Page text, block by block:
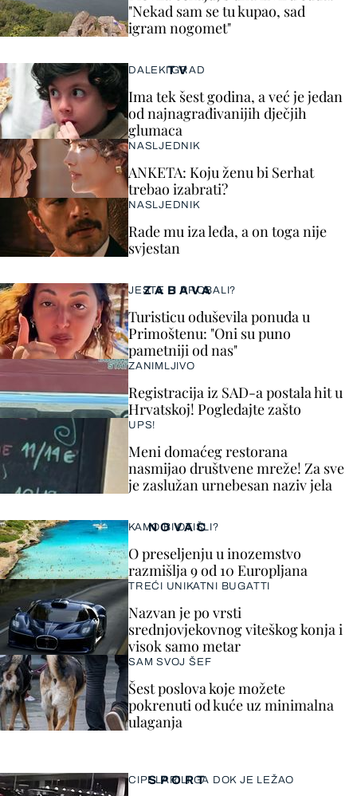
"Nekad sam se tu kupao, sad
igram nogomet"
ZABAVA
JESTE LI PROBALI?
Turisticu oduševila ponuda u
Primoštenu: "Oni su puno
pametniji od nas"
ZANIMLJIVO
Registracija iz SAD-a postala hit u
Hrvatskoj! Pogledajte zašto
UPS!
Meni domaćeg restorana
nasmijao društvene mreže! Za sve
je zaslužan urnebesan naziv jela
SPORT
CIPELARILI GA DOK JE LEŽAO
TV
DALEKI GRAD
Ima tek šest godina, a već je jedan
od najnagrađivanijih dječjih
glumaca
NASLJEDNIK
ANKETA: Koju ženu bi Serhat
trebao izabrati?
NASLJEDNIK
Rade mu iza leđa, a on toga nije
svjestan
NOVAC
KAMO BI OTIŠLI?
O preseljenju u inozemstvo
razmišlja 9 od 10 Europljana
TREĆI UNIKATNI BUGATTI
Nazvan je po vrsti
srednjovjekovnog viteškog konja i
visok samo metar
SAM SVOJ ŠEF
Šest poslova koje možete
pokrenuti od kuće uz minimalna
ulaganja